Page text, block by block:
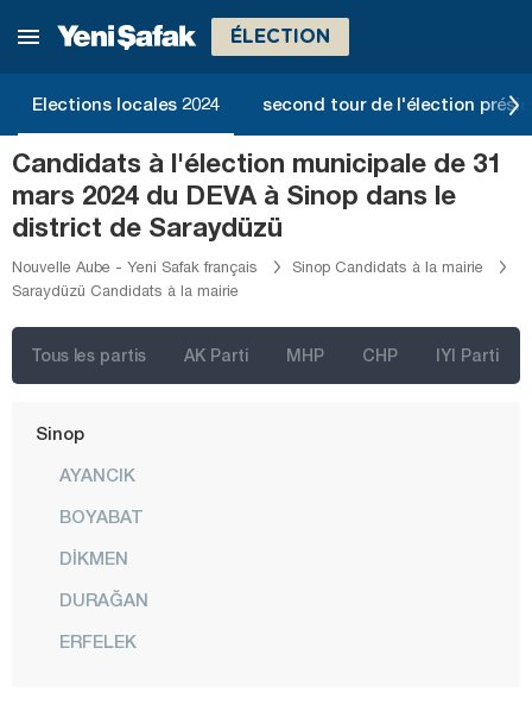
ÉLECTION
Elections locales 2024 second tour de l'élection
Candidats à l'élection municipale de 31
mars 2024 du DEVA à Sinop dans le
district de Saraydüzü
Nouvelle Aube - Yeni Safak français
Sinop Candidats à la mairie
Saraydüzü Candidats à la mairie
Tous les partis AK Parti MHP CHP IYI Parti
Nevşehir
Ordu
Osmaniye
Rize
Sakarya
Samsun
Siirt
Sinop
AYANCIK
BOYABAT
DİKMEN
DURAĞAN
ERFELEK